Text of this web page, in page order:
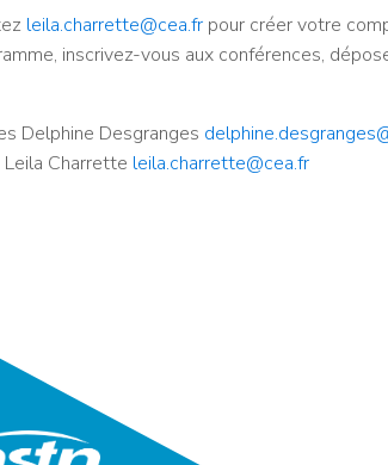
leila.charrette@cea.fr pour créer votre
inscrivez-vous aux conférences,
Delphine Desgranges
Charrette leila.charrette@cea.fr